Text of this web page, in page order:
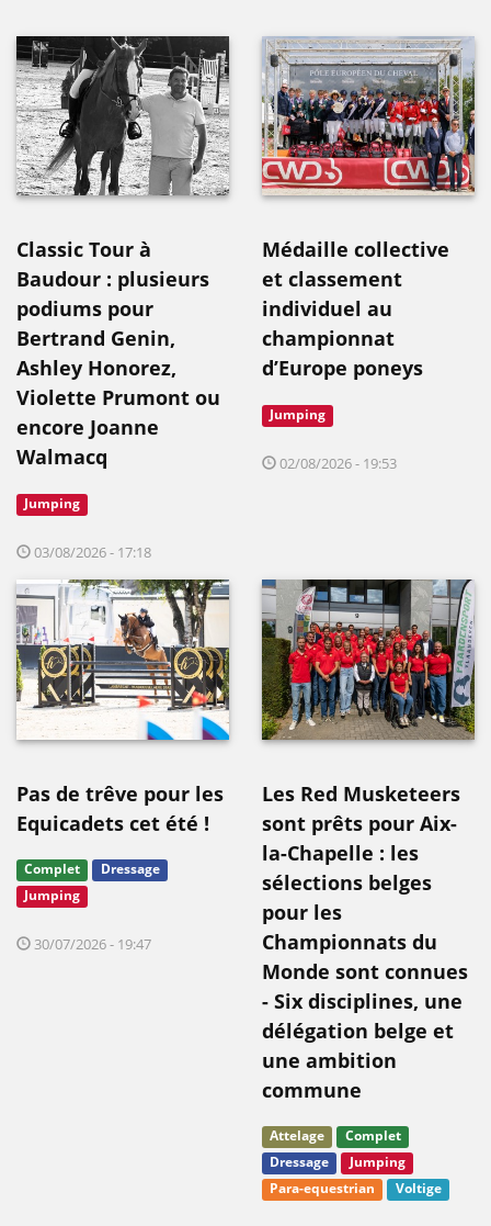
Classic Tour à
Baudour : plusieurs
podiums pour
Bertrand Genin,
Ashley Honorez,
Violette Prumont ou
encore Joanne
Walmacq
Jumping
03/08/2026 - 17:18
Médaille collective
et classement
individuel au
championnat
d’Europe poneys
Jumping
02/08/2026 - 19:53
Pas de trêve pour les
Equicadets cet été !
Complet
Dressage
Jumping
30/07/2026 - 19:47
Les Red Musketeers
sont prêts pour Aix-
la-Chapelle : les
sélections belges
pour les
Championnats du
Monde sont connues
- Six disciplines, une
délégation belge et
une ambition
commune
Attelage
Complet
Dressage
Jumping
Para-equestrian
Voltige